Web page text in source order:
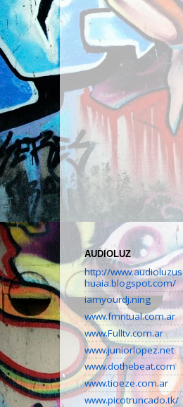
AUDIOLUZ
http://www.audioluzus
huaia.blogspot.com/
iamyourdj.ning
www.fmritual.com.ar
www.Fulltv.com.ar
www.juniorlopez.net
www.dothebeat.com
www.tioeze.com.ar
www.picotruncado.tk/